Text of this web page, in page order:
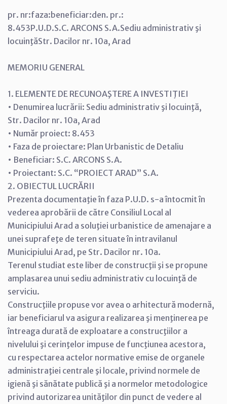
pr. nr:faza:beneficiar:den. pr.:
8.453P.U.D.S.C. ARCONS S.A.Sediu administrativ şi
locuinţăStr. Dacilor nr. 10a, Arad
MEMORIU GENERAL
1. ELEMENTE DE RECUNOAŞTERE A INVESTIŢIEI
• Denumirea lucrării: Sediu administrativ şi locuinţă,
Str. Dacilor nr. 10a, Arad
• Număr proiect: 8.453
• Faza de proiectare: Plan Urbanistic de Detaliu
• Beneficiar: S.C. ARCONS S.A.
• Proiectant: S.C. “PROIECT ARAD” S.A.
2. OBIECTUL LUCRĂRII
Prezenta documentaţie în faza P.U.D. s-a întocmit în
vederea aprobării de către Consiliul Local al
Municipiului Arad a soluţiei urbanistice de amenajare a
unei suprafeţe de teren situate în intravilanul
Municipiului Arad, pe Str. Dacilor nr. 10a.
Terenul studiat este liber de construcţii şi se propune
amplasarea unui sediu administrativ cu locuinţă de
serviciu.
Construcţiile propuse vor avea o arhitectură modernă,
iar beneficiarul va asigura realizarea şi menţinerea pe
întreaga durată de exploatare a construcţiilor a
nivelului şi cerinţelor impuse de funcţiunea acestora,
cu respectarea actelor normative emise de organele
administraţiei centrale şi locale, privind normele de
igienă şi sănătate publică şi a normelor metodologice
privind autorizarea unităţilor din punct de vedere al